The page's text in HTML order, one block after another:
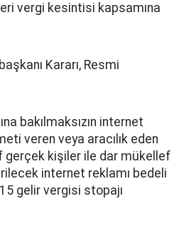
vergi kesintisi kapsamına
Kararı, Resmi
bakılmaksızın internet
veren veya aracılık eden
gerçek kişiler ile dar mükellef
internet reklamı bedeli
gelir vergisi stopajı